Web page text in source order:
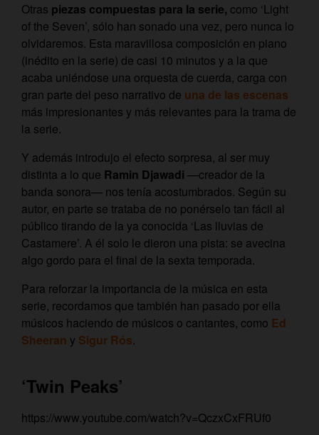
Otras piezas compuestas para la serie, como ‘Light
of the Seven’, sólo han sonado una vez, pero nunca lo
olvidaremos. Esta maravillosa composición en piano
(inédito en la serie) de casi 10 minutos y a la que
acaba uniéndose una orquesta de cuerda, carga con
gran parte del peso narrativo de una de las escenas
más impresionantes y más relevantes para la trama de
la serie.
Y además introdujo el efecto sorpresa, al ser muy
distinta a lo que Ramin Djawadi —creador de la
banda sonora— nos tenía acostumbrados. Según su
autor, en parte se trataba de no ponérselo tan fácil al
público tirando de la ya conocida ‘Las lluvias de
Castamere’. A él solo le dieron una pista: se avecina
algo gordo para el final de la sexta temporada.
Para reforzar la importancia de la música en esta
serie, recordamos que también han pasado por ella
músicos haciendo de músicos o cantantes, como Ed
Sheeran y Sigur Rós.
‘Twin Peaks’
https://www.youtube.com/watch?v=QczxCxFRUf0